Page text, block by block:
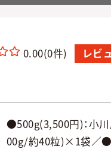
0.00(0件) レビ
●500g(3,500円)：小
00g/約40粒)×1袋／